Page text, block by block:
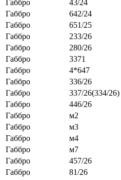
Габбро
43/24
Габбро
642/24
Габбро
651/25
Габбро
233/26
Габбро
280/26
Габбро
3371
Габбро
4*647
Габбро
336/26
Габбро
337/26(334/26)
Габбро
446/26
Габбро
м2
Габбро
м3
Габбро
м4
Габбро
м7
Габбро
457/26
Габбро
81/26